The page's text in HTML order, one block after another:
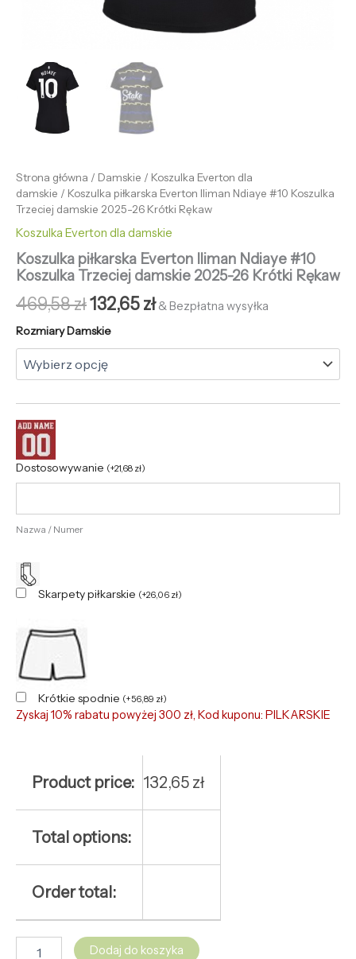
Strona główna / Damskie / Koszulka Everton dla
damskie / Koszulka piłkarska Everton Iliman Ndiaye #10 Koszulka
Trzeciej damskie 2025-26 Krótki Rękaw
Koszulka Everton dla damskie
Koszulka piłkarska Everton Iliman Ndiaye #10
Koszulka Trzeciej damskie 2025-26 Krótki Rękaw
469,58zł132,65zł & Bezpłatna wysyłka
Rozmiary Damskie
Dostosowywanie (+21,68 zł)
Nazwa / Numer
Skarpety piłkarskie (+26,06 zł)
Krótkie spodnie (+56,89 zł)
Zyskaj 10% rabatu powyżej 300 zł, Kod kuponu: PILKARSKIE
Product price: 132,65 zł
Total options:
Order total:
Dodaj do koszyka